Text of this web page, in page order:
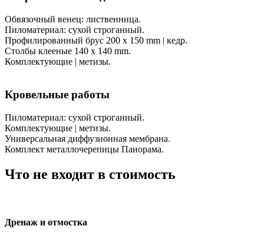
Обвязочный венец: лиственница.
Пиломатериал: сухой строганный.
Профилированный брус 200 х 150 mm | кедр.
Столбы клееные 140 х 140 mm.
Комплектующие | метизы.
Кровельные работы
Пиломатериал: сухой строганный.
Комплектующие | метизы.
Универсальная диффузионная мембрана.
Комплект металлочерепицы Панорама.
Что не входит в стоимость
Дренаж и отмостка